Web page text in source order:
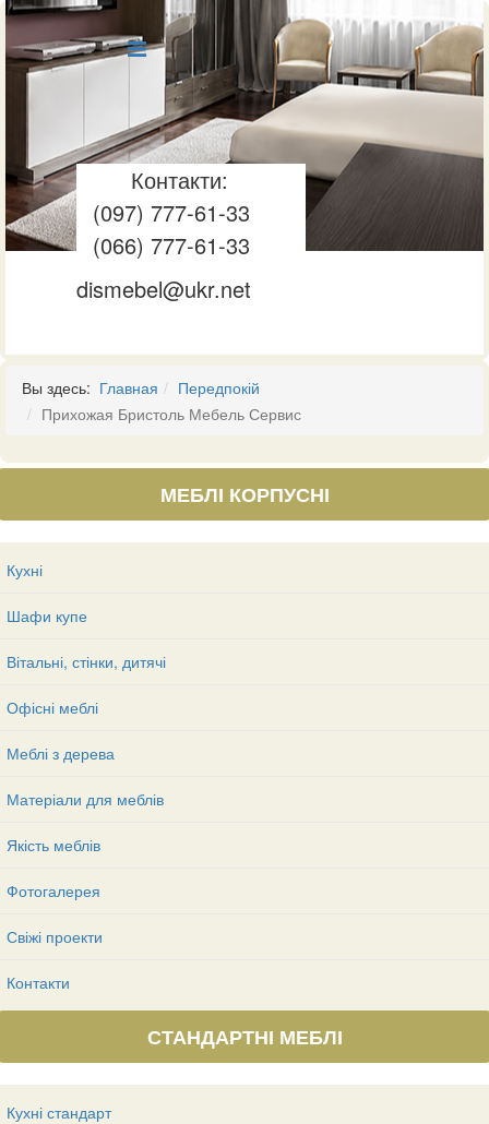
Контакти:
(097) 777-61-33
(066) 777-61-33
dismebel@ukr.net
Вы здесь: Главная
Передпокій
Прихожая Бристоль Мебель Сервис
МЕБЛІ КОРПУСНІ
Кухні
Шафи купе
Вітальні, стінки, дитячі
Офісні меблі
Меблі з дерева
Матеріали для меблів
Якість меблів
Фотогалерея
Свіжі проекти
Контакти
СТАНДАРТНІ МЕБЛІ
Кухні стандарт